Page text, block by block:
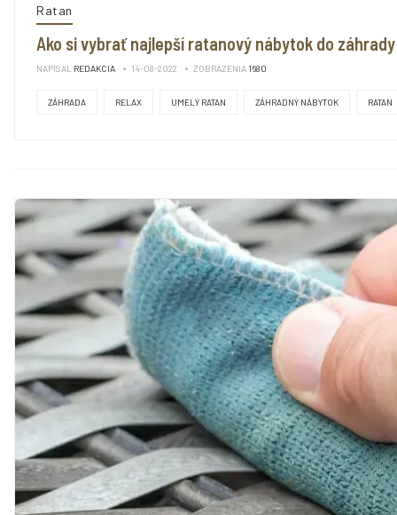
Ratan
Ako si vybrať najlepší ratanový nábytok do záhrady
NAPÍSAL REDAKCIA 14-08-2022 ZOBRAZENIA 1680
ZÁHRADA RELAX UMELÝ RATAN ZÁHRADNÝ NÁBYTOK RATAN